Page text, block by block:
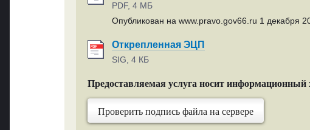
PDF, 4 МБ
Опубликован на www.pravo.gov66.ru 1 декабря
Открепленная ЭЦП
SIG, 4 КБ
Предоставляемая услуга носит информационный
Проверить подпись файла на сервере